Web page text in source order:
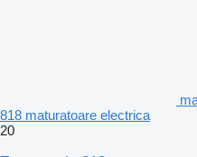
818 maturatoare electrica
20